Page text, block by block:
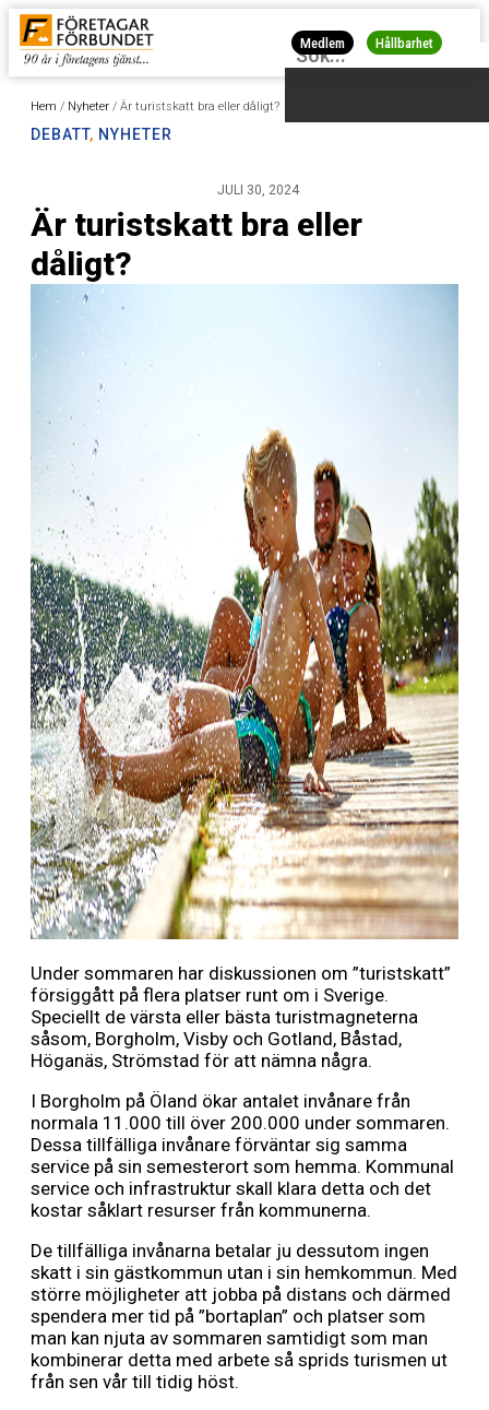
Medlem Hållbarhet
Hem / Nyheter / Är turistskatt bra eller dåligt?
DEBATT, NYHETER
JULI 30, 2024
Är turistskatt bra eller
dåligt?
Under sommaren har diskussionen om ”turistskatt”
försiggått på flera platser runt om i Sverige.
Speciellt de värsta eller bästa turistmagneterna
såsom, Borgholm, Visby och Gotland, Båstad,
Höganäs, Strömstad för att nämna några.
I Borgholm på Öland ökar antalet invånare från
normala 11.000 till över 200.000 under sommaren.
Dessa tillfälliga invånare förväntar sig samma
service på sin semesterort som hemma. Kommunal
service och infrastruktur skall klara detta och det
kostar såklart resurser från kommunerna.
De tillfälliga invånarna betalar ju dessutom ingen
skatt i sin gästkommun utan i sin hemkommun. Med
större möjligheter att jobba på distans och därmed
spendera mer tid på ”bortaplan” och platser som
man kan njuta av sommaren samtidigt som man
kombinerar detta med arbete så sprids turismen ut
från sen vår till tidig höst.